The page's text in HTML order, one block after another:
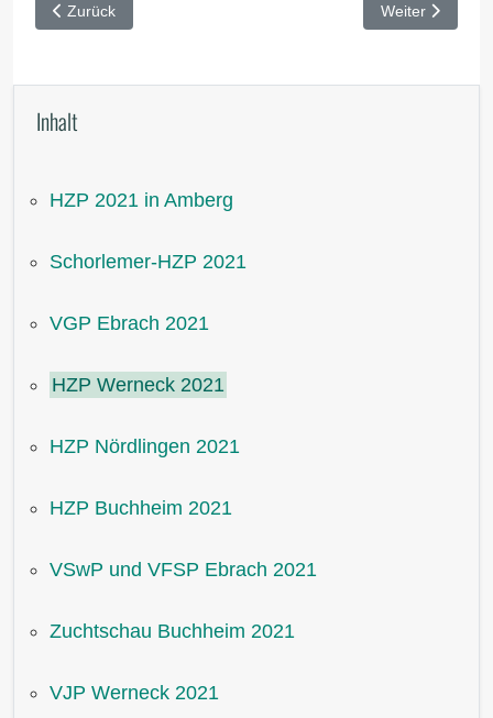
Vorheriger Beitrag: VGP Ebrach 2021
Zurück Nächster
Weiter
Inhalt
HZP 2021 in Amberg
Schorlemer-HZP 2021
VGP Ebrach 2021
HZP Werneck 2021
HZP Nördlingen 2021
HZP Buchheim 2021
VSwP und VFSP Ebrach 2021
Zuchtschau Buchheim 2021
VJP Werneck 2021